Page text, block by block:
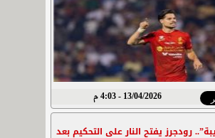
13/04/2026 - 4:03 م
رودجرز يفتح النار على التحكيم بعد